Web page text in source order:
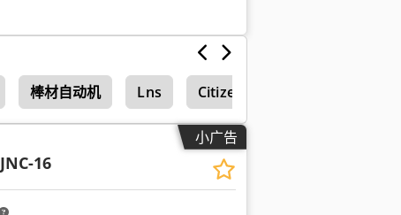
棒材自动机 Lns Citizen Cincom
小广告
JNC-16